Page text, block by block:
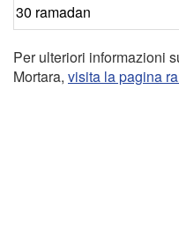
30 ramadan
Per ulteriori informazioni
Mortara, visita la pagina